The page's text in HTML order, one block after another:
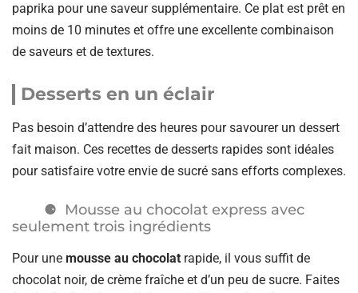
paprika pour une saveur supplémentaire. Ce plat est prêt en
moins de 10 minutes et offre une excellente combinaison
de saveurs et de textures.
Desserts en un éclair
Pas besoin d’attendre des heures pour savourer un dessert
fait maison. Ces recettes de desserts rapides sont idéales
pour satisfaire votre envie de sucré sans efforts complexes.
Mousse au chocolat express avec
seulement trois ingrédients
Pour une mousse au chocolat rapide, il vous suffit de
chocolat noir, de crème fraîche et d’un peu de sucre. Faites